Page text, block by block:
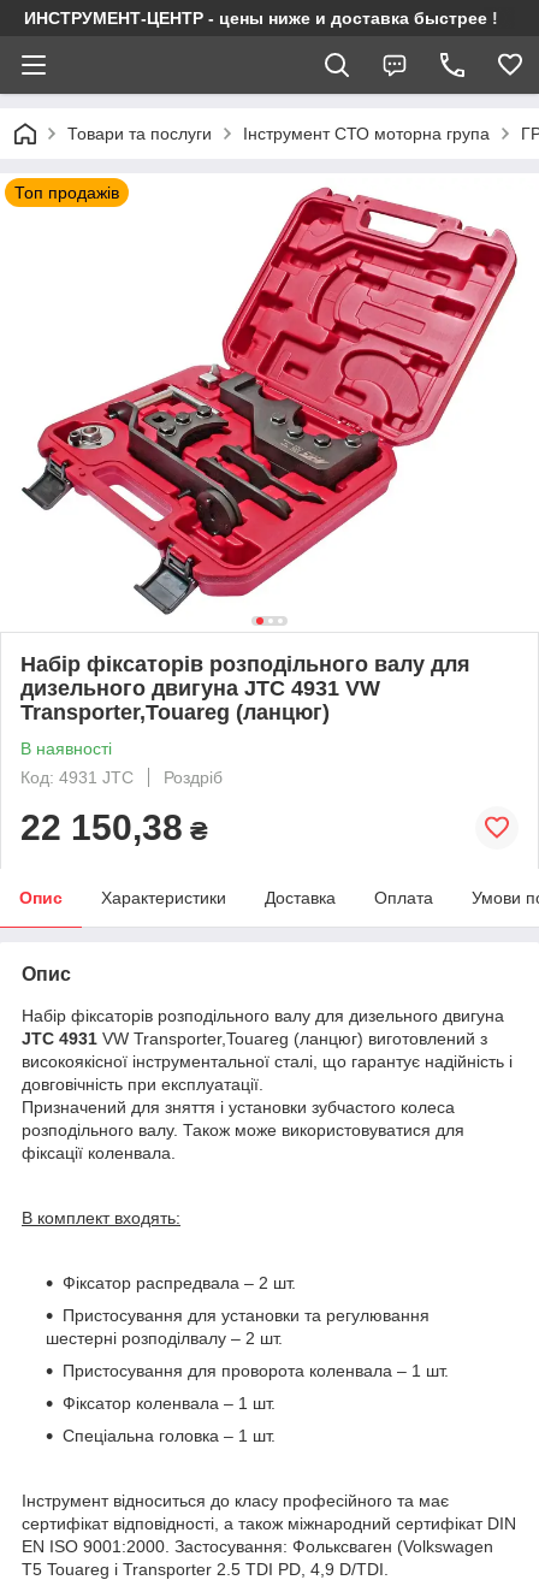
ИНСТРУМЕНТ-ЦЕНТР - цены ниже и доставка быстрее !
Товари та послуги Інструмент СТО моторна група
Топ продажів
Набір фіксаторів розподільного валу для
дизельного двигуна JTC 4931 VW
Transporter,Touareg (ланцюг)
В наявності
Код: 4931 JTC
Роздріб
22 150,38 ₴
Опис Характеристики Доставка Оплата Умови
Опис
Набір фіксаторів розподільного валу для дизельного двигуна
JTC 4931 VW Transporter,Touareg (ланцюг) виготовлений з
високоякісної інструментальної сталі, що гарантує надійність і
довговічність при експлуатації.
Призначений для зняття і установки зубчастого колеса
розподільного валу. Також може використовуватися для
фіксації коленвала.
В комплект входять:
Фіксатор распредвала – 2 шт.
Пристосування для установки та регулювання
шестерні розподілвалу – 2 шт.
Пристосування для проворота коленвала – 1 шт.
Фіксатор коленвала – 1 шт.
Спеціальна головка – 1 шт.
Інструмент відноситься до класу професійного та має
сертифікат відповідності, а також міжнародний сертифікат DIN
EN ISO 9001:2000. Застосування: Фольксваген (Volkswagen
T5 Touareg і Transporter 2.5 TDI PD, 4,9 D/TDI.